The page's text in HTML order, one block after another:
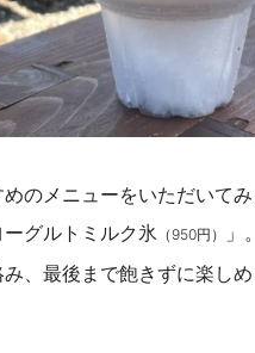
のメニューをいただいてみ
グルトミルク氷 （950円）
」
、最後まで飽きずに楽し